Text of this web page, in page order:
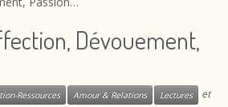
Dévouement,
Ressources Amour & Relations Lectures
et